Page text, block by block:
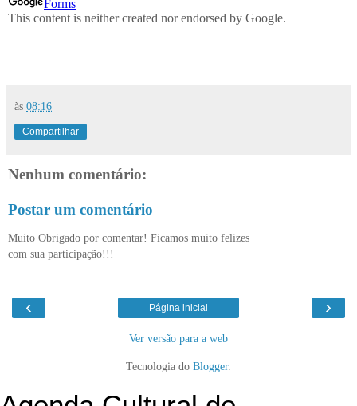
às 08:16
Compartilhar
Nenhum comentário:
Postar um comentário
Muito Obrigado por comentar! Ficamos muito felizes
com sua participação!!!
‹ ›
Página inicial
Ver versão para a web
Tecnologia do Blogger.